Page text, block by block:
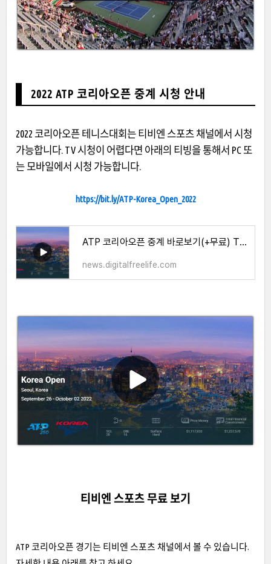
2022 ATP 코리아오픈 중계 시청 안내
2022 코리아오픈 테니스대회는 티비엔 스포츠 채널에서 시청
가능합니다. TV 시청이 어렵다면 아래의 티빙을 통해서 PC 또
는 모바일에서 시청 가능합니다.
https://bit.ly/ATP-Korea_Open_2022
ATP 코리아오픈 중계 바로보기(+무료) TVN 스포츠 티빙
news.digitalfreelife.com
티비엔 스포츠 무료 보기
ATP 코리아오픈 경기는 티비엔 스포츠 채널에서 볼 수 있습니다.